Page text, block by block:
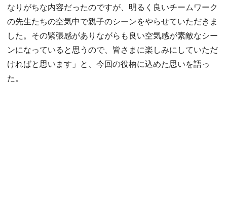
なりがちな内容だったのですが、明るく良いチームワーク
の先生たちの空気中で親子のシーンをやらせていただきま
した。その緊張感がありながらも良い空気感が素敵なシー
ンになっていると思うので、皆さまに楽しみにしていただ
ければと思います」と、今回の役柄に込めた思いを語っ
た。